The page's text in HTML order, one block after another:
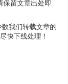
保留文章出处即
我们转载文章的
快下线处理！